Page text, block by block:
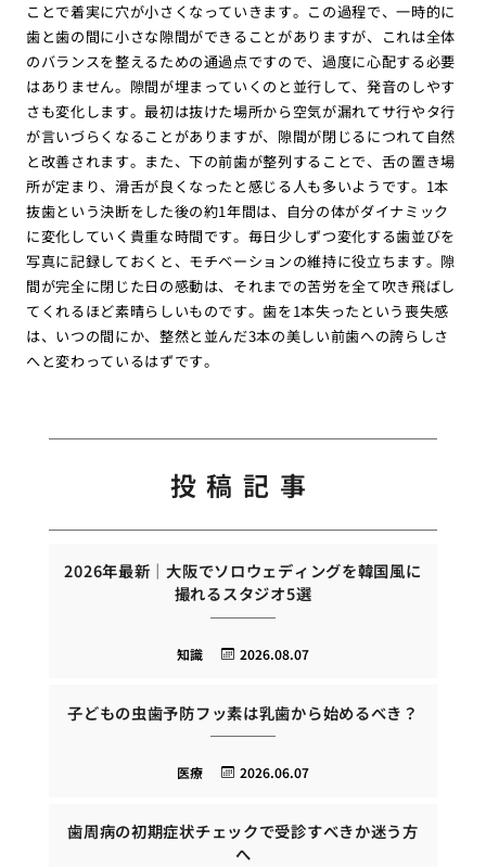
ことで着実に穴が小さくなっていきます。この過程で、一時的に
歯と歯の間に小さな隙間ができることがありますが、これは全体
のバランスを整えるための通過点ですので、過度に心配する必要
はありません。隙間が埋まっていくのと並行して、発音のしやす
さも変化します。最初は抜けた場所から空気が漏れてサ行やタ行
が言いづらくなることがありますが、隙間が閉じるにつれて自然
と改善されます。また、下の前歯が整列することで、舌の置き場
所が定まり、滑舌が良くなったと感じる人も多いようです。1本
抜歯という決断をした後の約1年間は、自分の体がダイナミック
に変化していく貴重な時間です。毎日少しずつ変化する歯並びを
写真に記録しておくと、モチベーションの維持に役立ちます。隙
間が完全に閉じた日の感動は、それまでの苦労を全て吹き飛ばし
てくれるほど素晴らしいものです。歯を1本失ったという喪失感
は、いつの間にか、整然と並んだ3本の美しい前歯への誇らしさ
へと変わっているはずです。
投稿記事
2026年最新｜大阪でソロウェディングを韓国風に
撮れるスタジオ5選
2026.08.07
知識
子どもの虫歯予防フッ素は乳歯から始めるべき？
2026.06.07
医療
歯周病の初期症状チェックで受診すべきか迷う方
へ